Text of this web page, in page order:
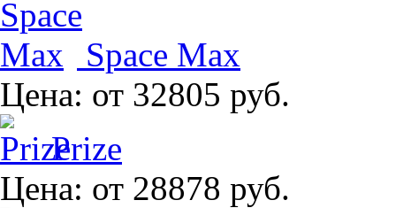
Space Max
Цена: от 32805 руб.
Prize
Цена: от 28878 руб.